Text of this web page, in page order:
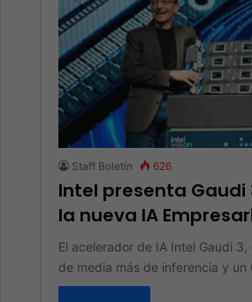
Staff Boletín 626
Intel presenta Gaudi
la nueva IA
El acelerador de IA Intel Gaudi
de media más de inferencia y un